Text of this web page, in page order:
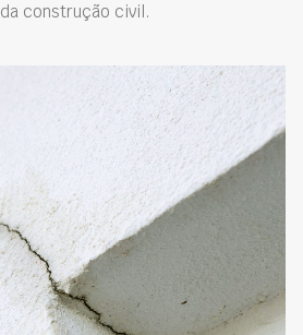
da construção civil.